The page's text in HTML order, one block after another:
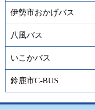
伊勢市おかげバス
八風バス
いこかバス
鈴鹿市C-BUS